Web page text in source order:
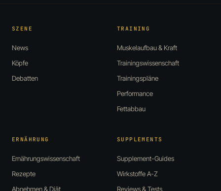
SZENE
News
Köpfe
Debatten
TRAINING
Muskelaufbau & Kraft
Trainingswissenschaft
Trainingspläne
Performance
Fettabbau
ERNÄHRUNG
Ernährungswissenschaft
Rezepte
Abnehmen & Diät
SUPPLEMENTS
Supplement-Guides
Wirkstoffe A-Z
Reviews & Tests